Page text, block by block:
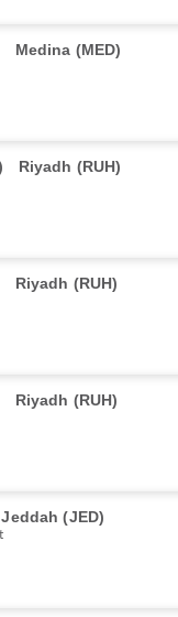
Medina (MED)
Riyadh (RUH)
Riyadh (RUH)
Riyadh (RUH)
Jeddah (JED)